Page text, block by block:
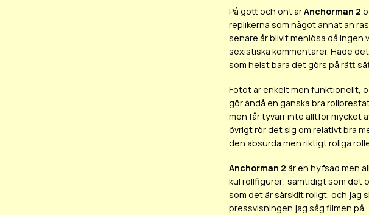
På gott och ont ärAnchorman 2
replikerna som något annat än
senare år blivit menlösa då ingen
sexistiska kommentarer. Hade
som helst bara det görs på rätt
Fotot är enkelt men funktionellt,
gör ändå en ganska bra
men får tyvärr inte alltför mycket
övrigt rör det sig om relativt bra
den absurda men riktigt roliga
Anchorman 2 är en hyfsad men
kul rollfigurer; samtidigt som det
som det är särskilt roligt, och jag
pressvisningen jag såg filmen